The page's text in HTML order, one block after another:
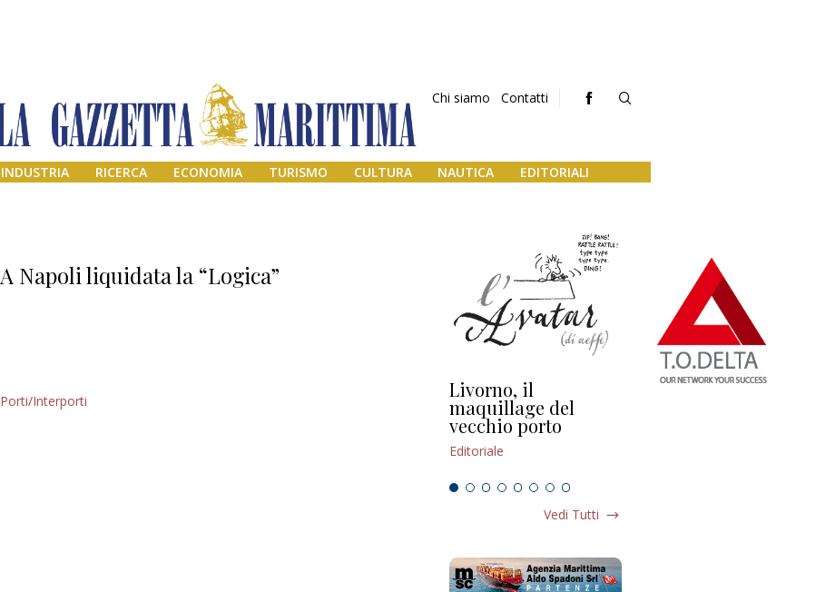
Chi siamo Contatti
INDUSTRIA RICERCA ECONOMIA TURISMO CULTURA NAUTICA EDITORIALI
A Napoli liquidata la “Logica”
Porti/Interporti Livorno, il
maquillage del
vecchio porto
Editoriale
L’uscita di scena di
Vedi Tutti